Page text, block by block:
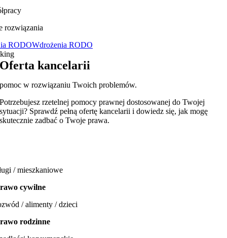
rozwiązania
RODOWdrożenia RODO
Oferta kancelarii
pomoc w rozwiązaniu Twoich problemów.
Potrzebujesz rzetelnej pomocy prawnej dostosowanej do Twojej
sytuacji? Sprawdź pełną ofertę kancelarii i dowiedz się, jak mogę
skutecznie zadbać o Twoje prawa.
/ mieszkaniowe
cywilne
/ alimenty / dzieci
rodzinne